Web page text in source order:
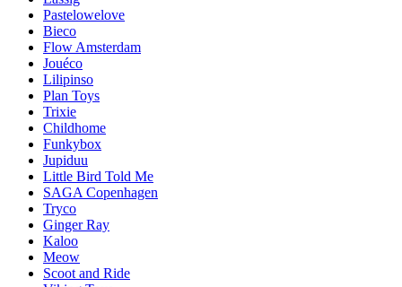
Pastelowelove
Bieco
Flow Amsterdam
Jouéco
Lilipinso
Plan Toys
Trixie
Childhome
Funkybox
Jupiduu
Little Bird Told Me
SAGA Copenhagen
Tryco
Ginger Ray
Kaloo
Meow
Scoot and Ride